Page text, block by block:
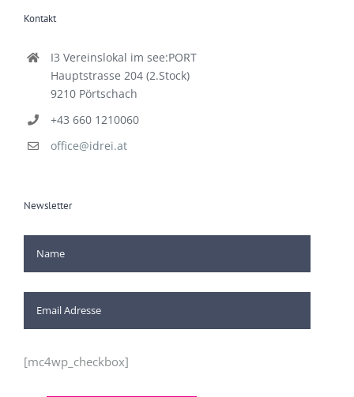
Kontakt
I3 Vereinslokal im see:PORT
Hauptstrasse 204 (2.Stock)
9210 Pörtschach
+43 660 1210060
office@idrei.at
Newsletter
[mc4wp_checkbox]